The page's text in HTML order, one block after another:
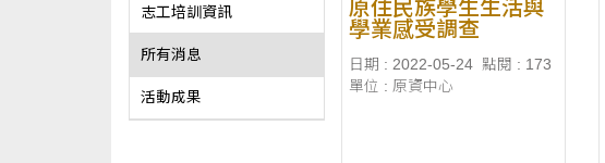
志工培訓資訊
所有消息
活動成果
原住民族學生生活與
學業感受調查
日期 : 2022-05-24 點閱 : 173
單位 : 原資中心